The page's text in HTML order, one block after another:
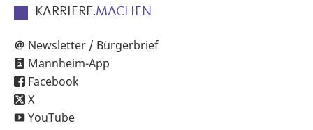
KARRIERE.MACHEN
Newsletter / Bürgerbrief
Mannheim-App
Facebook
X
YouTube